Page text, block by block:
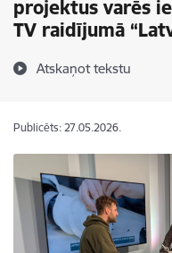
projektus varēs
TV raidījumā
Atskaņot tekstu
Publicēts: 27.05.2026.